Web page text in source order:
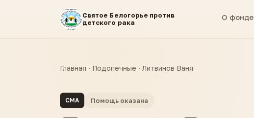
Святое Белогорье против
детского рака
О фонде
Главная · Подопечные · Литвинов Ваня
СМА Помощь оказана